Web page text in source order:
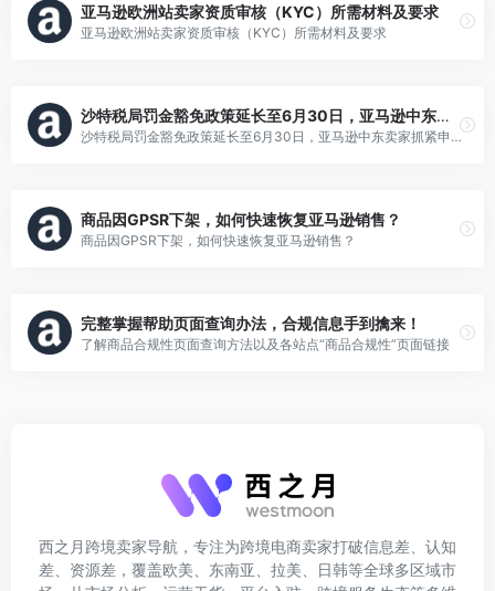
亚马逊欧洲站卖家资质审核（KYC）所需材料及要求
亚马逊欧洲站卖家资质审核（KYC）所需材料及要求
沙特税局罚金豁免政策延长至6月30日，亚马逊中东卖家抓紧申报！
沙特税局罚金豁免政策延长至6月30日，亚马逊中东卖家抓紧申报！
商品因GPSR下架，如何快速恢复亚马逊销售？
商品因GPSR下架，如何快速恢复亚马逊销售？
完整掌握帮助页面查询办法，合规信息手到擒来！
了解商品合规性页面查询方法以及各站点“商品合规性”页面链接
西之月跨境卖家导航，专注为跨境电商卖家打破信息差、认知
差、资源差，覆盖欧美、东南亚、拉美、日韩等全球多区域市